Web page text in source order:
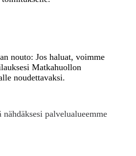
nouto: Jos haluat, voimme
Matkahuollon
noudettavaksi.
palvelualueemme